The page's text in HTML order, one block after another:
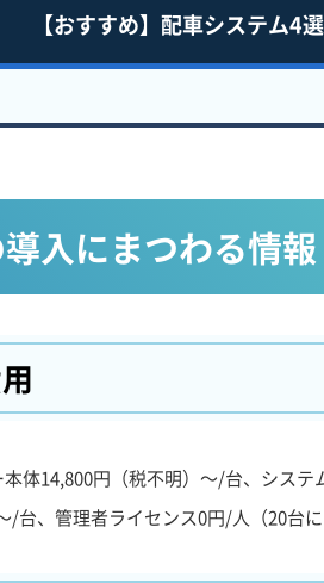
【おすすめ】 配車システム4
入にまつわる情報
体14,800円（税不明）～/台、シス
/台、管理者ライセンス0円/人（20台